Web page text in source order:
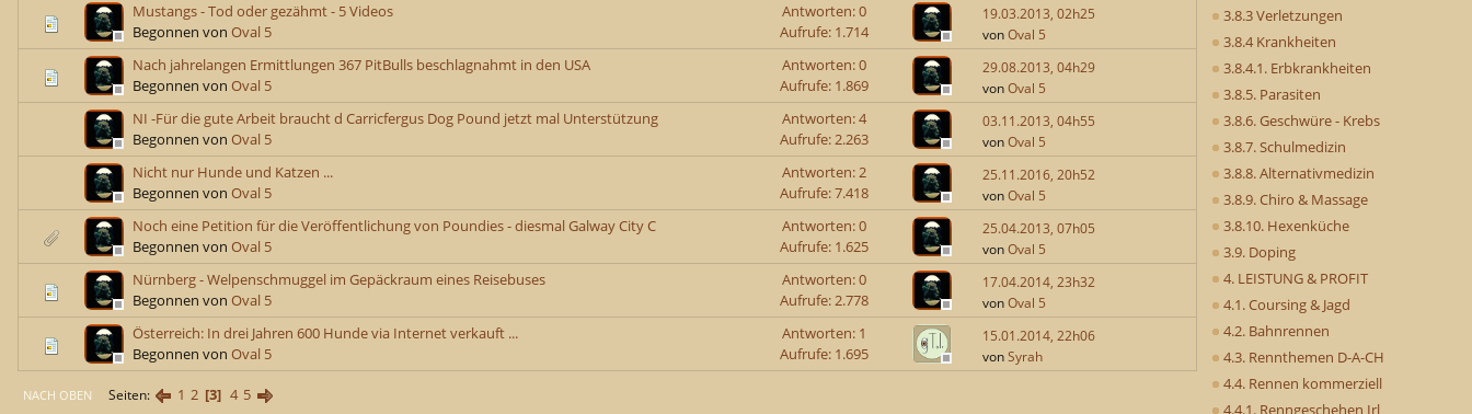
3.8.3 Verletzungen
3.8.4 Krankheiten
3.8.4.1. Erbkrankheiten
3.8.5. Parasiten
3.8.6. Geschwüre - Krebs
3.8.7. Schulmedizin
3.8.8. Alternativmedizin
3.8.9. Chiro & Massage
3.8.10. Hexenküche
3.9. Doping
4. LEISTUNG & PROFIT
4.1. Coursing & Jagd
4.2. Bahnrennen
4.3. Rennthemen D-A-CH
4.4. Rennen kommerziell
4.4.1. Renngeschehen Irl
Mustangs - Tod oder gezähmt - 5 Videos
Begonnen von Oval 5
Antworten: 0
Aufrufe: 1.714
19.03.2013, 02h25
vonOval 5
Nach jahrelangen Ermittlungen 367 PitBulls beschlagnahmt in den USA
Begonnen von Oval 5
Antworten: 0
Aufrufe: 1.869
29.08.2013, 04h29
vonOval 5
NI -Für die gute Arbeit braucht d Carricfergus Dog Pound jetzt mal Unterstützung
Begonnen von Oval 5
Antworten: 4
Aufrufe: 2.263
03.11.2013, 04h55
vonOval 5
Nicht nur Hunde und Katzen ...
Begonnen von Oval 5
Antworten: 2
Aufrufe: 7.418
25.11.2016, 20h52
vonOval 5
Noch eine Petition für die Veröffentlichung von Poundies - diesmal Galway City C
Begonnen von Oval 5
Antworten: 0
Aufrufe: 1.625
25.04.2013, 07h05
vonOval 5
Nürnberg - Welpenschmuggel im Gepäckraum eines Reisebuses
Begonnen von Oval 5
Antworten: 0
Aufrufe: 2.778
17.04.2014, 23h32
vonOval 5
Österreich: In drei Jahren 600 Hunde via Internet verkauft ...
Begonnen von Oval 5
Antworten: 1
Aufrufe: 1.695
15.01.2014, 22h06
vonSyrah
NACH OBEN Seiten 1 2 3 4 5